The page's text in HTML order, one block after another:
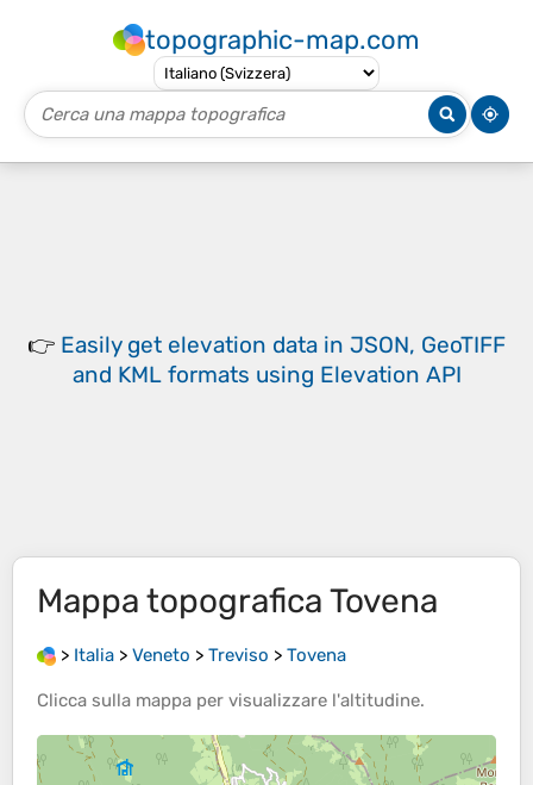
topographic-map.com
👉 Easily get elevation data in JSON, GeoTIFF
and KML formats using Elevation API
Mappa topografica Tovena
> Italia > Veneto > Treviso > Tovena
Clicca sulla mappa per visualizzare l'altitudine.